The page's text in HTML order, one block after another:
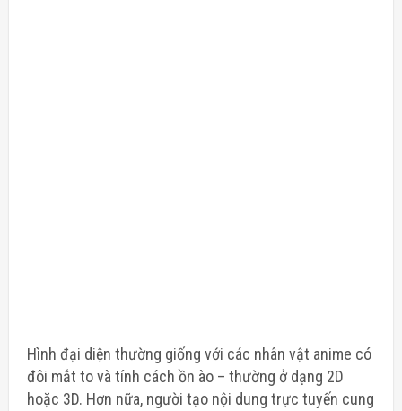
Hình đại diện thường giống với các nhân vật anime có
đôi mắt to và tính cách ồn ào – thường ở dạng 2D
hoặc 3D. Hơn nữa, người tạo nội dung trực tuyến cung